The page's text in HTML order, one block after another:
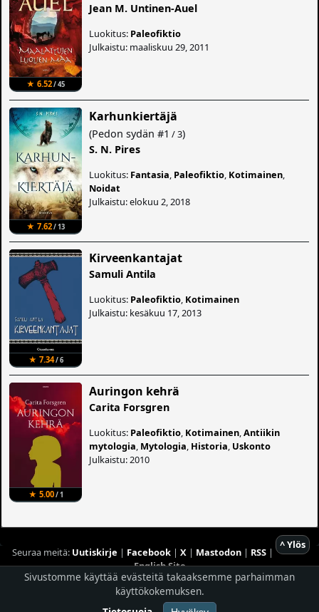
★ 6.52/ 45
Jean M. Untinen-Auel
Luokitus: Paleofiktio
Julkaistu: maaliskuu 29, 2011
★ 7.62/ 13
Karhunkiertäjä
(Pedon sydän #1 / 3)
S. N. Pires
Luokitus: Fantasia Paleofiktio Kotimainen
Noidat
Julkaistu: elokuu 2, 2018
★ 7.34/ 6
Kirveenkantajat
Samuli Antila
Luokitus: Paleofiktio Kotimainen
Julkaistu: kesäkuu 17, 2013
★ 5.00/ 1
Auringon kehrä
Carita Forsgren
Luokitus: Paleofiktio Kotimainen ,Antiikin
mytologia Mytologia Historia Uskonto
Julkaistu: 2010
^ Ylös
Seuraa meitä: Uutiskirje | Facebook| X | Mastodon| RSS|
English Site
Hostingpalvelun tarjoaaPlaneetta Internet Oy
© 1996 - 2026 Risingshadow. Kaikki oikeudet pidätetään.
Sivustomme käyttää evästeitä takaaksemme parhaimman
käyttökokemuksen.